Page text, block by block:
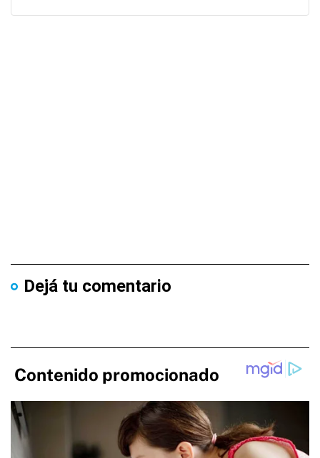
Dejá tu comentario